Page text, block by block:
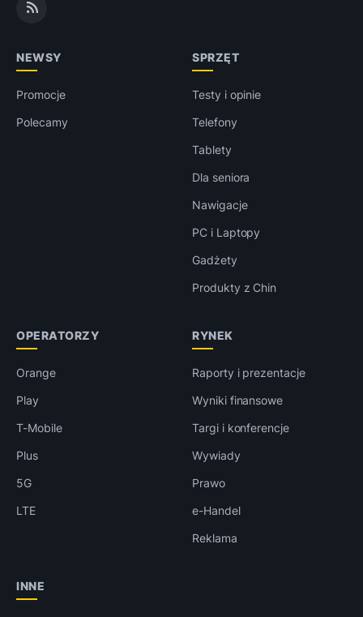
NEWSY
Promocje
Polecamy
SPRZĘT
Testy i opinie
Telefony
Tablety
Dla seniora
Nawigacje
PC i Laptopy
Gadżety
Produkty z Chin
OPERATORZY
Orange
Play
T-Mobile
Plus
5G
LTE
RYNEK
Raporty i prezentacje
Wyniki finansowe
Targi i konferencje
Wywiady
Prawo
e-Handel
Reklama
INNE